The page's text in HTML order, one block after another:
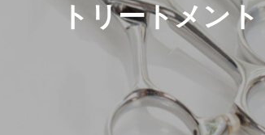
2026.05.22
【重要なお知ら
ジナル美髪ブラ
『Ldivine（エル
ン）』製品完成
ラッシュアディクトとエ
マーキットの違いを比較
【2年かけ
に悩むすべ
サロン発
ルシャン
『Ldivine
イン）』誕
2026.05.20
トリートメント